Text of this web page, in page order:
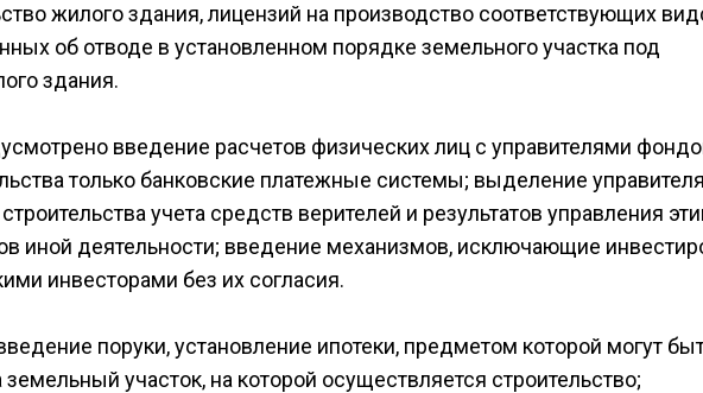
жилого здания, лицензий на производство соответствующих
об отводе в установленном порядке земельного участка под
здания.
введение расчетов физических лиц с управителями
только банковские платежные системы; выделение
учета средств верителей и результатов управления
иной деятельности; введение механизмов, исключающие
инвесторами без их согласия.
поруки, установление ипотеки, предметом которой могут
участок, на которой осуществляется строительство;